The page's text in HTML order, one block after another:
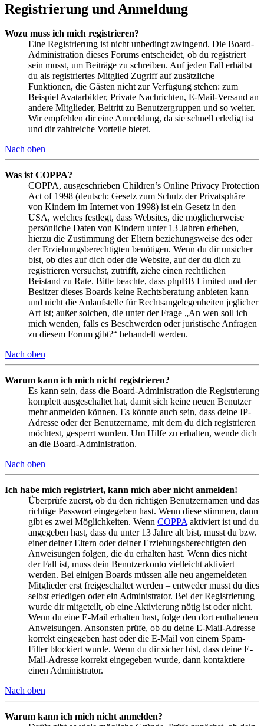
Registrierung und Anmeldung
Wozu muss ich mich registrieren?
Eine Registrierung ist nicht unbedingt zwingend. Die Board-
Administration dieses Forums entscheidet, ob du registriert
sein musst, um Beiträge zu schreiben. Auf jeden Fall erhältst
du als registriertes Mitglied Zugriff auf zusätzliche
Funktionen, die Gästen nicht zur Verfügung stehen: zum
Beispiel Avatarbilder, Private Nachrichten, E-Mail-Versand an
andere Mitglieder, Beitritt zu Benutzergruppen und so weiter.
Wir empfehlen dir eine Anmeldung, da sie schnell erledigt ist
und dir zahlreiche Vorteile bietet.
Nach oben
Was ist COPPA?
COPPA, ausgeschrieben Children’s Online Privacy Protection
Act of 1998 (deutsch: Gesetz zum Schutz der Privatsphäre
von Kindern im Internet von 1998) ist ein Gesetz in den
USA, welches festlegt, dass Websites, die möglicherweise
persönliche Daten von Kindern unter 13 Jahren erheben,
hierzu die Zustimmung der Eltern beziehungsweise des oder
der Erziehungsberechtigten benötigen. Wenn du dir unsicher
bist, ob dies auf dich oder die Website, auf der du dich zu
registrieren versuchst, zutrifft, ziehe einen rechtlichen
Beistand zu Rate. Bitte beachte, dass phpBB Limited und der
Besitzer dieses Boards keine Rechtsberatung anbieten kann
und nicht die Anlaufstelle für Rechtsangelegenheiten jeglicher
Art ist; außer solchen, die unter der Frage „An wen soll ich
mich wenden, falls es Beschwerden oder juristische Anfragen
zu diesem Forum gibt?“ behandelt werden.
Nach oben
Warum kann ich mich nicht registrieren?
Es kann sein, dass die Board-Administration die Registrierung
komplett ausgeschaltet hat, damit sich keine neuen Benutzer
mehr anmelden können. Es könnte auch sein, dass deine IP-
Adresse oder der Benutzername, mit dem du dich registrieren
möchtest, gesperrt wurden. Um Hilfe zu erhalten, wende dich
an die Board-Administration.
Nach oben
Ich habe mich registriert, kann mich aber nicht anmelden!
Überprüfe zuerst, ob du den richtigen Benutzernamen und das
richtige Passwort eingegeben hast. Wenn diese stimmen, dann
gibt es zwei Möglichkeiten. Wenn COPPAaktiviert ist und du
angegeben hast, dass du unter 13 Jahre alt bist, musst du bzw.
einer deiner Eltern oder deiner Erziehungsberechtigten den
Anweisungen folgen, die du erhalten hast. Wenn dies nicht
der Fall ist, muss dein Benutzerkonto vielleicht aktiviert
werden. Bei einigen Boards müssen alle neu angemeldeten
Mitglieder erst freigeschaltet werden – entweder musst du dies
selbst erledigen oder ein Administrator. Bei der Registrierung
wurde dir mitgeteilt, ob eine Aktivierung nötig ist oder nicht.
Wenn du eine E-Mail erhalten hast, folge den dort enthaltenen
Anweisungen. Ansonsten prüfe, ob du deine E-Mail-Adresse
korrekt eingegeben hast oder die E-Mail von einem Spam-
Filter blockiert wurde. Wenn du dir sicher bist, dass deine E-
Mail-Adresse korrekt eingegeben wurde, dann kontaktiere
einen Administrator.
Nach oben
Warum kann ich mich nicht anmelden?